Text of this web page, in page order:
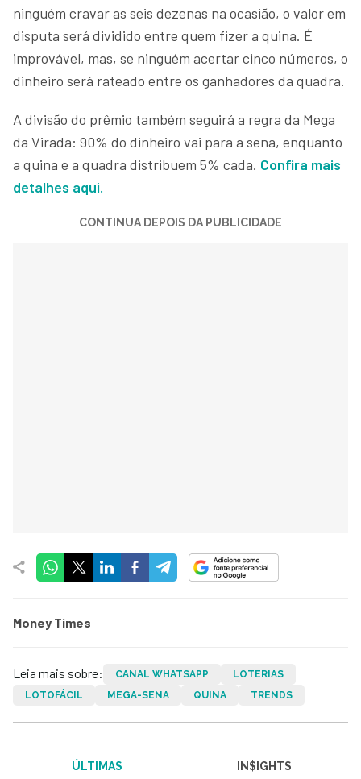
ninguém cravar as seis dezenas na ocasião, o valor em
disputa será dividido entre quem fizer a quina. É
improvável, mas, se ninguém acertar cinco números, o
dinheiro será rateado entre os ganhadores da quadra.
A divisão do prêmio também seguirá a regra da Mega
da Virada: 90% do dinheiro vai para a sena, enquanto
a quina e a quadra distribuem 5% cada. Confira mais
detalhes aqui.
CONTINUA DEPOIS DA PUBLICIDADE
Money Times
Leia mais sobre: CANAL WHATSAPP
LOTERIAS
LOTOFÁCIL
MEGA-SENA QUINA TRENDS
ÚLTIMAS IN$IGHTS